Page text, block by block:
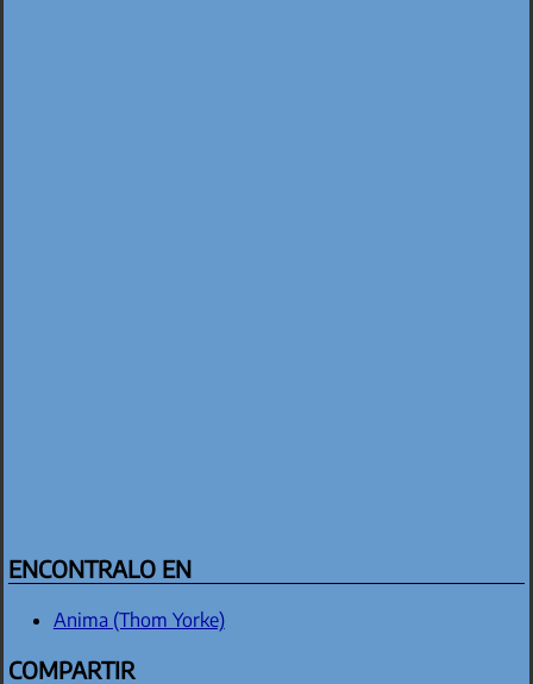
ENCONTRALO EN
Anima (Thom Yorke)
COMPARTIR